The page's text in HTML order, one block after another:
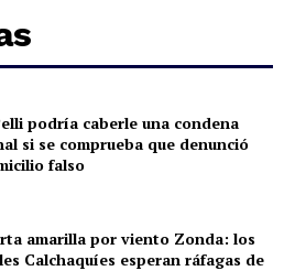
podría caberle una condena
si se comprueba que denunció
falso
amarilla por viento Zonda: los
Calchaquíes esperan ráfagas de